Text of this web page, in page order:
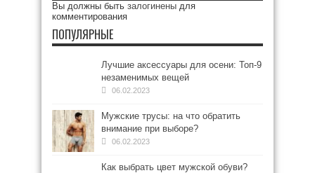
Вы должны быть залогинены для
комментирования
ПОПУЛЯРНЫЕ
Лучшие аксессуары для осени: Топ-9
незаменимых вещей
06.02.2023
Мужские трусы: на что обратить
внимание при выборе?
06.02.2023
Как выбрать цвет мужской обуви?